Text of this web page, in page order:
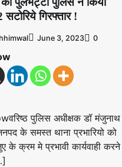
सटोरिये गिरफ्तार !
June 3, 2023 0
पुलिस अधीक्षक डॉ मंजुनाथ
जनपद के समस्त थाना प्रभारियो को
क्रम मे प्रभावी कार्यवाही करने